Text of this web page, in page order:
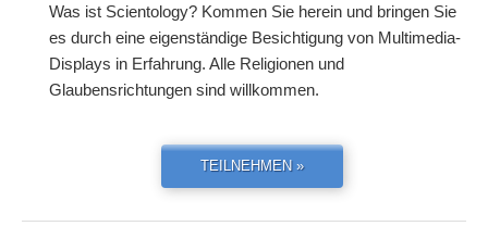
Was ist Scientology? Kommen Sie herein und bringen Sie
es durch eine eigenständige Besichtigung von Multimedia-
Displays in Erfahrung. Alle Religionen und
Glaubensrichtungen sind willkommen.
TEILNEHMEN »